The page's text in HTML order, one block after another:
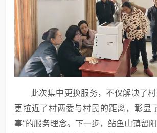
此次集中更换服务，不仅解决了村
更拉近了村两委与村民的距离，彰显
事”的服务理念。下一步，鲇鱼山镇留